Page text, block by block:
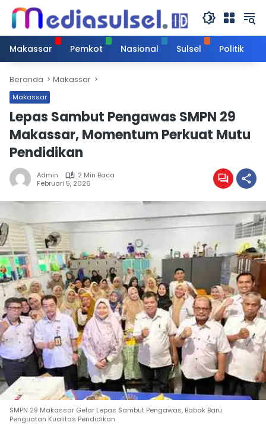
Langsung
konten
Makassar
Pemkot Nasional Sulsel Politik
Beranda Makassar
Makassar
Lepas Sambut Pengawas SMPN 29
Makassar, Momentum Perkuat Mutu
Pendidikan
Admin
2 Min Baca
Februari 5, 2026
SMPN 29 Makassar Gelar Lepas Sambut Pengawas, Babak Baru
Penguatan Kualitas Pendidikan